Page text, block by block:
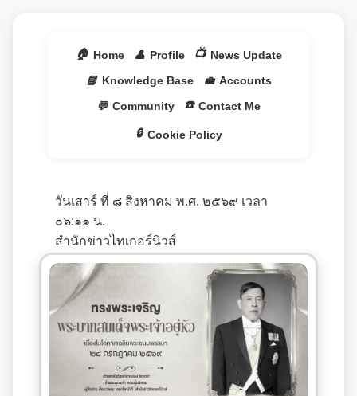
🏠 Home 👤 Profile 📺 News Update
📘 Knowledge Base 💼 Accounts
💬 Community ☎️ Contact Me
🔒 Cookie Policy
วันเสาร์ ที่ ๘ สิงหาคม พ.ศ. ๒๕๖๙ เวลา
๐๖:๑๑ น.
สำนักข่าวไทเกอร์นิวส์